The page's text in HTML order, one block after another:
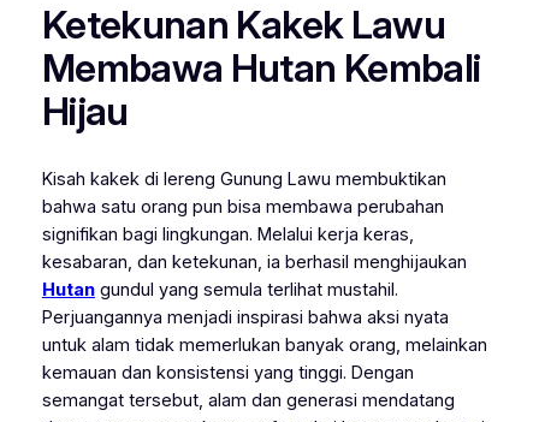
Ketekunan Kakek Lawu
Membawa Hutan Kembali
Hijau
Kisah kakek di lereng Gunung Lawu membuktikan
bahwa satu orang pun bisa membawa perubahan
signifikan bagi lingkungan. Melalui kerja keras,
kesabaran, dan ketekunan, ia berhasil menghijaukan
Hutangundul yang semula terlihat mustahil.
Perjuangannya menjadi inspirasi bahwa aksi nyata
untuk alam tidak memerlukan banyak orang, melainkan
kemauan dan konsistensi yang tinggi. Dengan
semangat tersebut, alam dan generasi mendatang